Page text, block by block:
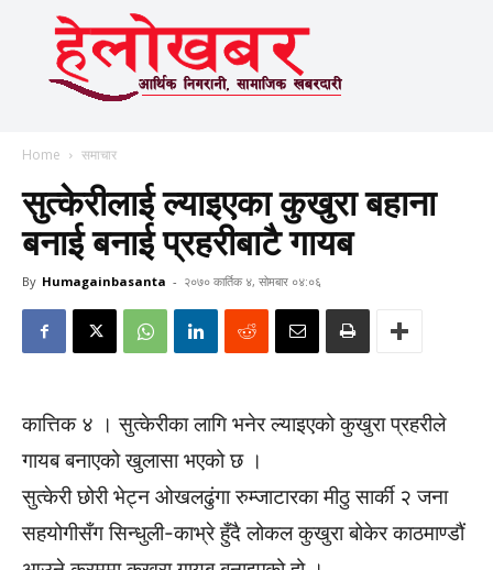
Home समाचार
सुत्केरीलाई ल्याइएका कुखुरा बहाना
बनाई बनाई प्रहरीबाटै गायब
By Humagainbasanta - २०७० कार्तिक ४, सोमबार ०४:०६
कात्तिक ४ । सुत्केरीका लागि भनेर ल्याइएको कुखुरा प्रहरीले
गायब बनाएको खुलासा भएको छ ।
सुत्केरी छोरी भेट्न ओखलढुंगा रुम्जाटारका मीठु सार्की २ जना
सहयोगीसँग सिन्धुली-काभ्रे हुँदै लोकल कुखुरा बोकेर काठमाण्डौं